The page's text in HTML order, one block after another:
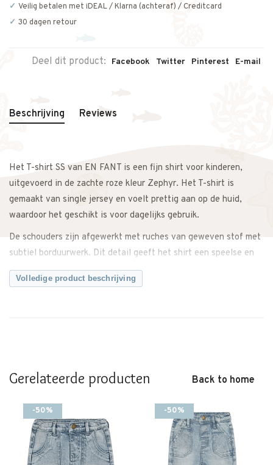
Veilig betalen met iDEAL / Klarna (achteraf) / Creditcard
30 dagen retour
Deel dit product: Facebook Twitter Pinterest E-mail
Beschrijving Reviews
Het T-shirt SS van EN FANT is een fijn shirt voor kinderen,
uitgevoerd in de zachte roze kleur Zephyr. Het T-shirt is
gemaakt van single jersey en voelt prettig aan op de huid,
waardoor het geschikt is voor dagelijks gebruik.
De schouders zijn afgewerkt met ruches van geweven stof met
subtiel borduurwerk. Dit detail geeft het shirt een speelse en
verzorgde uitstraling, zonder dat het te druk wordt. Het T-shirt
is eenvoudig te combineren met een broek, rok of short en past
– Gemaakt van zachte single jersey
– Ruches op de schouders van geweven stof met borduurwerk
– Comfortabel om te dragen
– Makkelijk te combineren
Materiaal:
– 95% katoen
Volledige product beschrijving
Gerelateerde producten Back to home
-50% -50%